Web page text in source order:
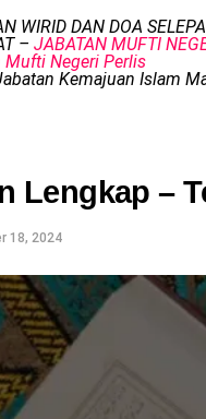
WIRID DAN DOA
– JABATAN MUFTI
Mufti Negeri Perlis
Kemajuan Islam
Lengkap –
18, 2024